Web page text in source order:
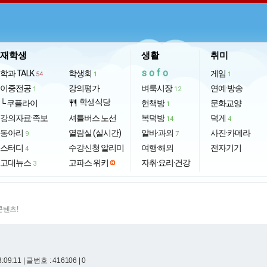
재학생
학과 TALK 54
이중전공 1
└ 쿠플라이
강의자료·족보
동아리 9
스터디 4
고대뉴스 3
학생회 1
강의평가
restaurant 학생식당
셔틀버스 노선
열람실 (실시간)
수강신청 알리미
고파스 위키
생활
sofo
벼룩시장 12
헌책방 1
복덕방 14
알바·과외 7
여행·해외
자취·요리·건강
취미
게임 1
연예·방송
문화교양
덕게 4
사진·카메라
전자기기
텐츠!
| 글번호 : 416106 | 0